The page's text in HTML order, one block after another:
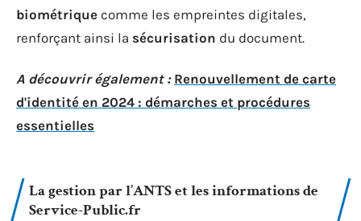
biométrique comme les empreintes digitales,
renforçant ainsi la sécurisation du document.
A découvrir également : Renouvellement de carte
d'identité en 2024 : démarches et procédures
essentielles
La gestion par l’ANTS et les informations de
Service-Public.fr